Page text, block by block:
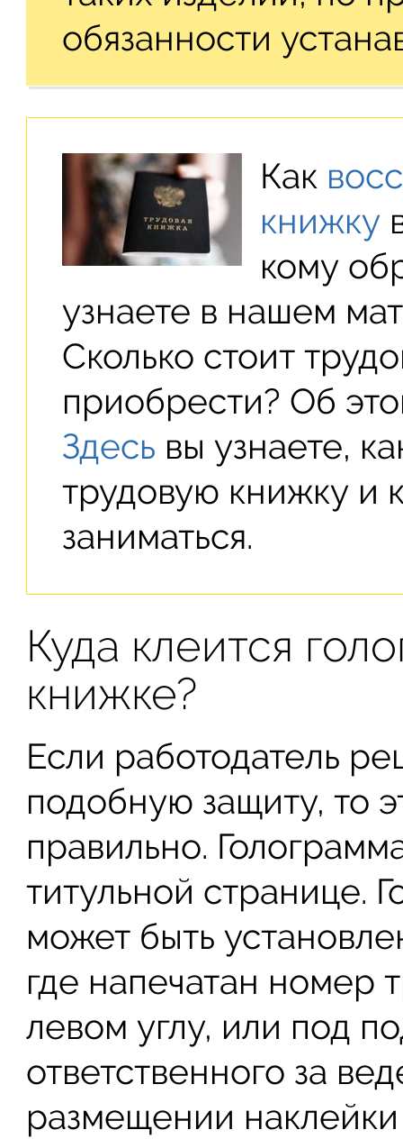
обязанности
Как
книжку
кому
узнаете в нашем
Сколько стоит
приобрести? Об
Здесь вы узнаете,
трудовую книжку и
заниматься.
Куда клеится
книжке?
Если работодатель
подобную защиту, то
правильно.
титульной странице.
может быть
где напечатан номер
левом углу, или под
ответственного за
размещении